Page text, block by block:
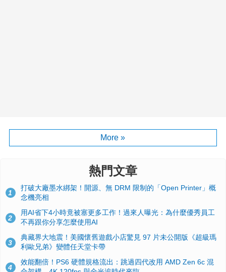
More »
熱門文章
1
打破大廠墨水綁架！開源、無 DRM 限制的「Open Printer」概
念機亮相
2
用AI省下4小時竟被塞更多工作！過來人曝光：為什麼優秀員工
不再跟你分享怎麼使用AI
3
典藏界大地震！美國懷舊遊戲小店驚見 97 片未公開版《超級瑪
利歐兄弟》變體任天堂卡帶
4
效能翻倍！PS6 硬體規格流出：跳過四代改用 AMD Zen 6c 混